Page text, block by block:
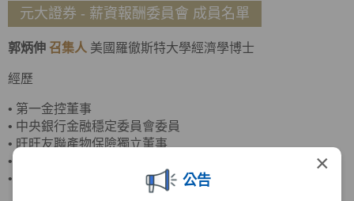
×
公告
元大證券 - 薪資報酬委員會 成員名單
郭炳伸 召集人 美國羅徹斯特大學經濟學博士
經歷
• 第一金控董事
• 中央銀行金融穩定委員會委員
• 旺旺友聯產物保險獨立董事
•
•